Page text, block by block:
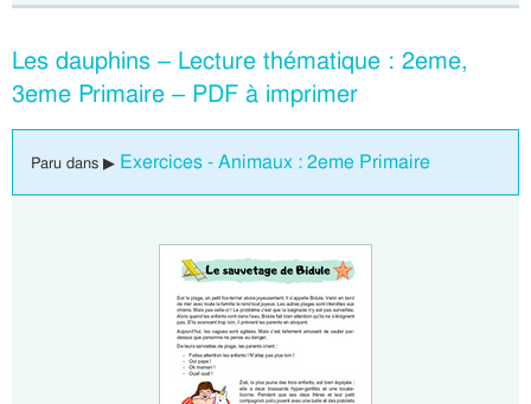
Les dauphins – Lecture thématique : 2eme,
3eme Primaire – PDF à imprimer
Paru dans ▶ Exercices - Animaux : 2eme Primaire